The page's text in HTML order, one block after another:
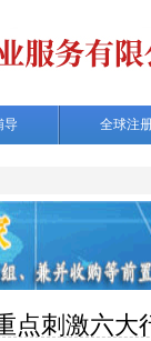
导 全球注
点刺激六大